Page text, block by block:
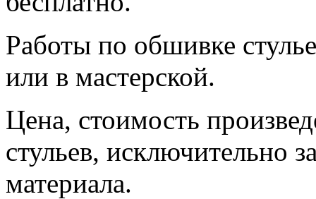
Работы по обшивке
или в мастерской.
Цена, стоимость
стульев, исключительно
материала.